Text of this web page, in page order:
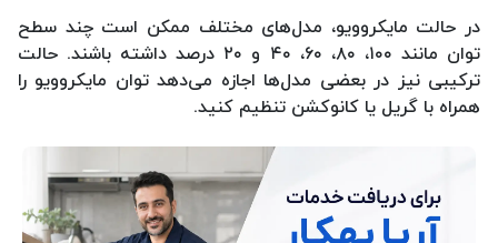
در حالت مایکروویو، مدل‌های مختلف ممکن است چند سطح
توان مانند ۱۰۰، ۸۰، ۶۰، ۴۰ و ۲۰ درصد داشته باشند. حالت
ترکیبی نیز در بعضی مدل‌ها اجازه می‌دهد توان مایکروویو را
همراه با گریل یا کانوکشن تنظیم کنید.